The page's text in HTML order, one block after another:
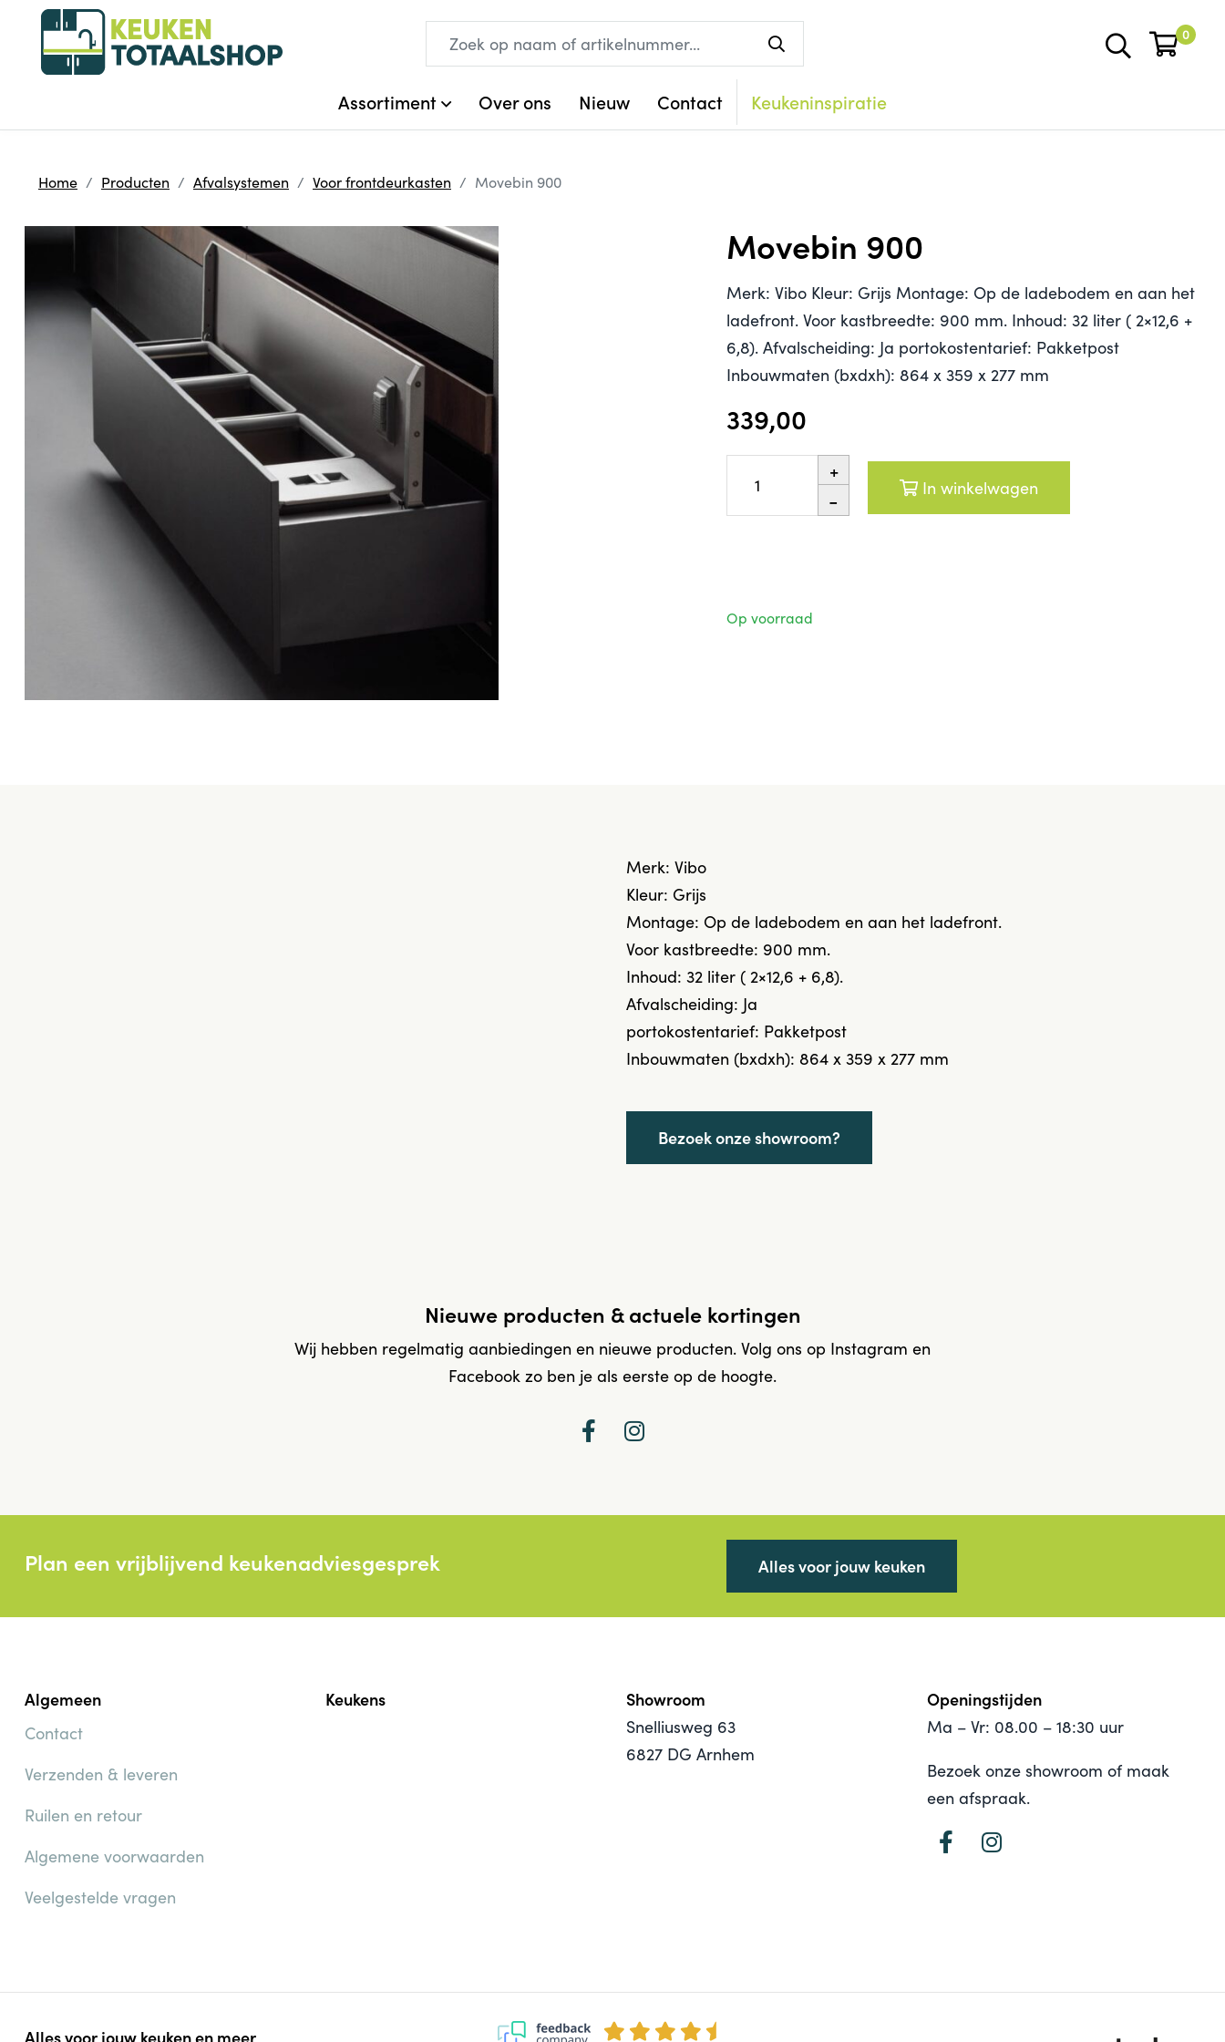
0
Assortiment Over ons Nieuw Contact Keukeninspiratie
Home Producten Afvalsystemen Voor frontdeurkasten Movebin 900
Movebin 900
Merk: Vibo Kleur: Grijs Montage: Op de ladebodem en aan het
ladefront. Voor kastbreedte: 900 mm. Inhoud: 32 liter ( 2×12,6 +
6,8). Afvalscheiding: Ja portokostentarief: Pakketpost
Inbouwmaten (bxdxh): 864 x 359 x 277 mm
339,00
+
- In winkelwagen
Op voorraad
Merk: Vibo
Kleur: Grijs
Montage: Op de ladebodem en aan het ladefront.
Voor kastbreedte: 900 mm.
Inhoud: 32 liter ( 2×12,6 + 6,8).
Afvalscheiding: Ja
portokostentarief: Pakketpost
Inbouwmaten (bxdxh): 864 x 359 x 277 mm
Bezoek onze showroom?
Nieuwe producten & actuele kortingen
Wij hebben regelmatig aanbiedingen en nieuwe producten. Volg ons op Instagram en
Facebook zo ben je als eerste op de hoogte.
Plan een vrijblijvend keukenadviesgesprek Alles voor jouw keuken
Algemeen
Contact
Verzenden & leveren
Ruilen en retour
Algemene voorwaarden
Veelgestelde vragen
Keukens Showroom
Snelliusweg 63
6827 DG Arnhem
Openingstijden
Ma – Vr: 08.00 – 18:30 uur
Bezoek onze showroom of maak
een afspraak.
Alles voor jouw keuken en meer